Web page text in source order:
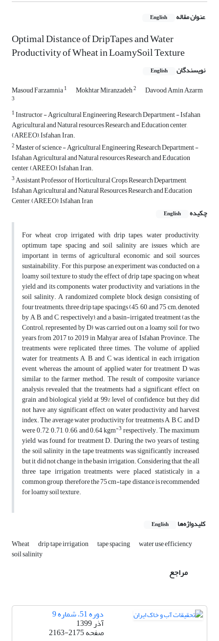
عنوان مقاله English
Optimal Distance of DripTapes and Water
Productivity of Wheat in LoamySoil Texture
نویسندگان English
Masoud Farzamnia1 Mokhtar Miranzadeh2 Davood Amin Azarm
3
1Instructor - Agricultural Engineering Research Department - Isfahan
Agricultural and Natural resources Research and Education center,
(AREEO), Isfahan, Iran.
2Master of science - Agricultural Engineering Research Department -
Isfahan Agricultural and Natural resources Research and Education
center, (AREEO), Isfahan, Iran.
3Assistant Professor of Horticultural Crops Research Department,
Isfahan Agricultural and Natural Resources Research and Education
Center, (AREEO), Isfahan, Iran
چکیده
English
For wheat crop irrigated with drip tapes, water productivity,
optimum tape spacing and soil salinity are issues which are
important in terms of agricultural economic and soil sources
sustainability. For this purpose, an experiment was conducted on a
loamy soil texture to study the effect of drip tape spacing on wheat
yield and its components, water productivity and variations in the
soil salinity. A randomized complete block design consisting of
four treatments; three drip tape spacings (45, 60, and 75 cm; denoted
by A, B, and C, respectively), and a basin-irrigated treatment (as the
Control; represented by D) was carried out on a loamy soil for two
years from 2017 to 2019 in Mahyar area of Isfahan Province. The
treatments were replicated three times. The volume of applied
water for treatments A, B, and C was identical in each irrigation
event, whereas the amount of applied water for treatment D was
similar to the farmer method. The result of composite variance
analysis revealed that the treatments had a significant effect on
grain and biological yield at 99% level of confidence, but they did
not have any significant effect on water productivity and harvest
index. The average water productivity for treatments A, B, C, and D
were 0.72, 0.71, 0.66, and 0.64 kgm-3 respectively. The maximum
yield was found for treatment D. During the two years of testing,
the soil salinity in the tape treatments was significantly increased,
but it did not change in the basin irrigation. Considering that the all
three tape irrigation treatments were placed statisticaly in a
common group, therefore the 75 cm-tape distance is recommended
for loamy soil texture.
کلیدواژه‌ها English
Wheat drip tape irrigation tape spacing water use efficiency
soil salinity
مراجع
دوره 51، شماره 9
آذر 1399
صفحه2163-2175